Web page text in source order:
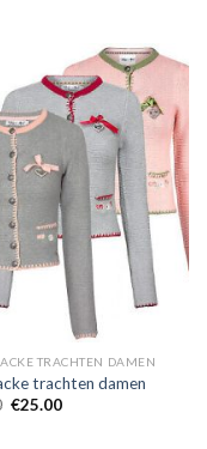
TRACHTEN DAMEN
trachten damen
€25.00